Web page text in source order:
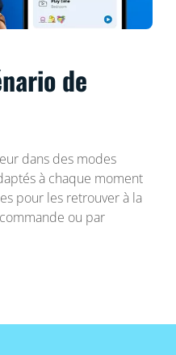
de
dans des modes
à chaque moment
pour les retrouver à la
ou par